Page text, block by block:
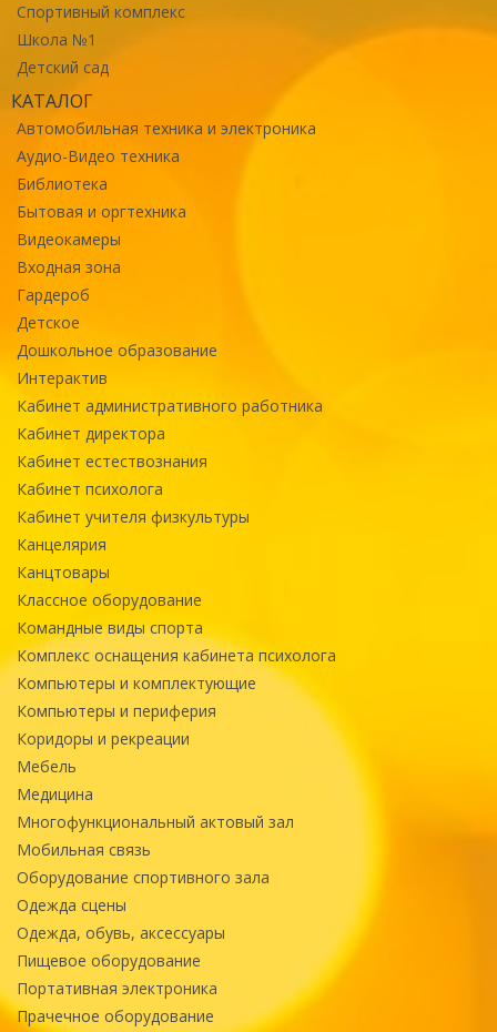
Спортивный комплекс
Школа №1
Детский сад
КАТАЛОГ
Автомобильная техника и электроника
Аудио-Видео техника
Библиотека
Бытовая и оргтехника
Видеокамеры
Входная зона
Гардероб
Детское
Дошкольное образование
Интерактив
Кабинет административного работника
Кабинет директора
Кабинет естествознания
Кабинет психолога
Кабинет учителя физкультуры
Канцелярия
Канцтовары
Классное оборудование
Командные виды спорта
Комплекс оснащения кабинета психолога
Компьютеры и комплектующие
Компьютеры и периферия
Коридоры и рекреации
Мебель
Медицина
Многофункциональный актовый зал
Мобильная связь
Оборудование спортивного зала
Одежда сцены
Одежда, обувь, аксессуары
Пищевое оборудование
Портативная электроника
Прачечное оборудование